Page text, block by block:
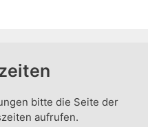
bitte die Seite der
aufrufen.